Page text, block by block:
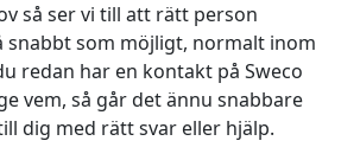
så ser vi till att rätt person
snabbt som möjligt, normalt inom
redan har en kontakt på Sweco
vem, så går det ännu snabbare
dig med rätt svar eller hjälp.